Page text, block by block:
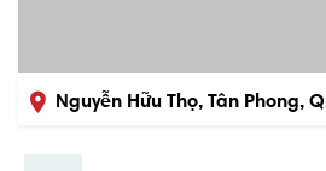
Nguyễn Hữu Thọ, Tân Phong,